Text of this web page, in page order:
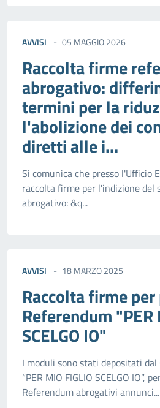
AVVISI 05 MAGGIO 2026
Raccolta firme
abrogativo:
termini per la
l'abolizione dei
diretti alle i...
Si comunica che presso l'Ufficio
raccolta firme per l'indizione
abrogativo: &q...
AVVISI 18 MARZO 2025
Raccolta firme
Referendum "PER
SCELGO IO"
I moduli sono stati depositati
“PER MIO FIGLIO SCELGO IO”,
Referendum abrogativi annunci...